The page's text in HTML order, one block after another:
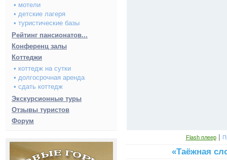
• мотели
• детские лагеря
• туристические базы
Рейтинг пансионатов...
Конференц залы
Коттеджи
• коттедж на сутки
• долгосрочная аренда
• сдать коттедж
Экскурсионные туры
Отзывы туристов
Форум
Flash плеер|
«Таёжная